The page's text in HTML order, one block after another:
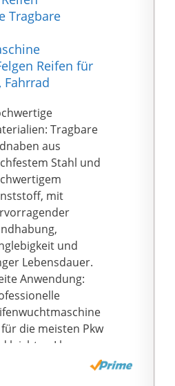
Tragbare
Reifen für
Fahrrad
Tragbare
aus
Stahl und
mit
und
Lebensdauer.
Anwendung:
die meisten Pkw
leichten Lkw
Es kann Ihnen